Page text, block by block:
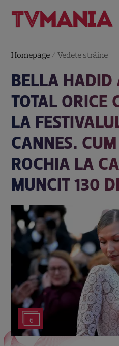
Homepage /Vedete străine
BELLA HADID
TOTAL ORICE
LA
CANNES.
ROCHIA LA
MUNCIT 130
6